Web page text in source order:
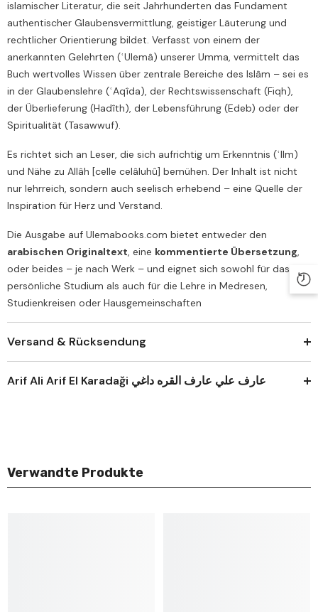
islamischer Literatur, die seit Jahrhunderten das Fundament
authentischer Glaubensvermittlung, geistiger Läuterung und
rechtlicher Orientierung bildet. Verfasst von einem der
anerkannten Gelehrten (ʿUlemâ) unserer Umma, vermittelt das
Buch wertvolles Wissen über zentrale Bereiche des Islâm – sei es
in der Glaubenslehre (ʿAqîda), der Rechtswissenschaft (Fiqh),
der Überlieferung (Hadîth), der Lebensführung (Edeb) oder der
Spiritualität (Tasawwuf).
Es richtet sich an Leser, die sich aufrichtig um Erkenntnis (ʿIlm)
und Nähe zu Allâh [celle celâluhû] bemühen. Der Inhalt ist nicht
nur lehrreich, sondern auch seelisch erhebend – eine Quelle der
Inspiration für Herz und Verstand.
Die Ausgabe auf Ulemabooks.com bietet entweder den
arabischen Originaltext, eine kommentierte Übersetzung,
oder beides – je nach Werk – und eignet sich sowohl für das
persönliche Studium als auch für die Lehre in Medresen,
Studienkreisen oder Hausgemeinschaften
Versand & Rücksendung
Arif Ali Arif El Karadaği عارف علي عارف القره داغي
Verwandte Produkte